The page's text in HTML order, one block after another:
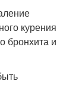
курения
бронхита и